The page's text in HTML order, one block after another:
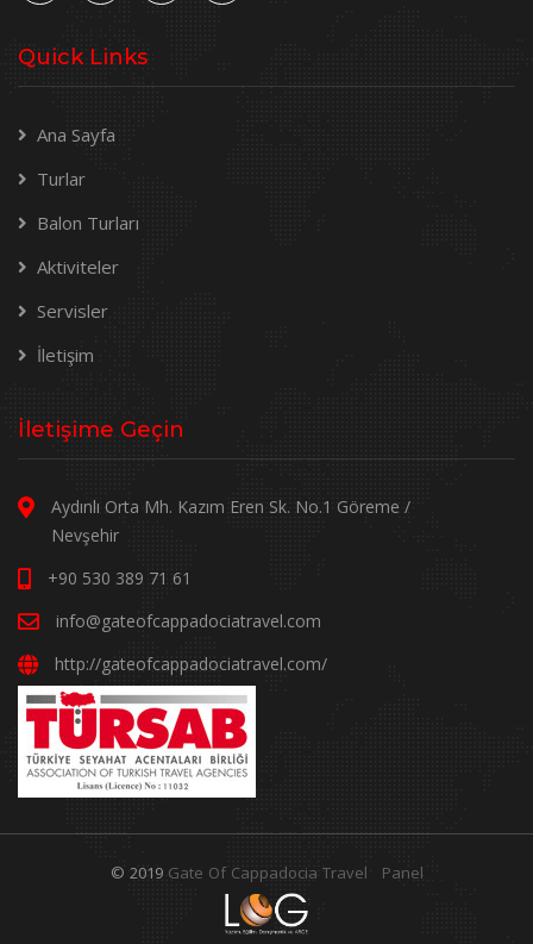
Quick Links
Ana Sayfa
Turlar
Balon Turları
Aktiviteler
Servisler
İletişim
İletişime Geçin
Aydınlı Orta Mh. Kazım Eren Sk. No.1 Göreme /
Nevşehir
+90 530 389 71 61
info@gateofcappadociatravel.com
http://gateofcappadociatravel.com/
© 2019 Gate Of Cappadocia Travel Panel